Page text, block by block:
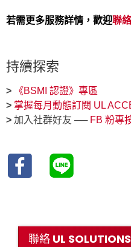
若需更多服務詳情，歡迎聯
持續探索
>
《BSMI 認證》專區
> 掌握每月動態訂閱 UL
> 加入社群好友 ── FB 粉專
聯絡 UL SOLUTIONS